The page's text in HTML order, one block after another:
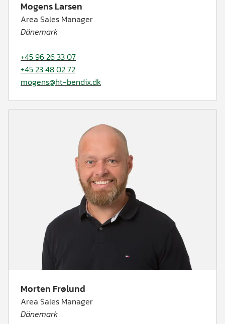
Mogens Larsen
Area Sales Manager
Dänemark
+45 96 26 33 07
+45 23 48 02 72
mogens@ht-bendix.dk
Morten Frølund
Area Sales Manager
Dänemark